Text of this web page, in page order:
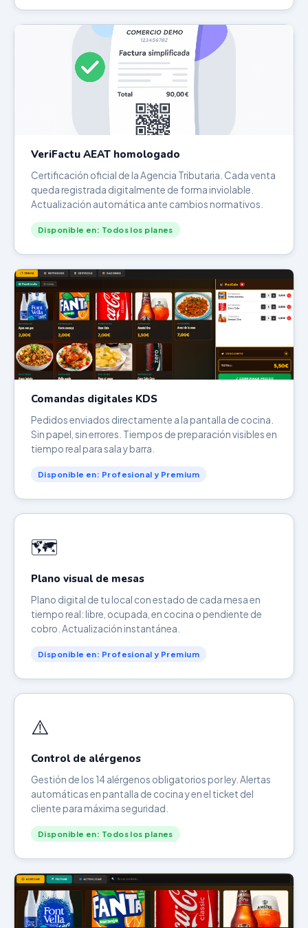
VeriFactu AEAT homologado
Certificación oficial de la Agencia Tributaria. Cada venta
queda registrada digitalmente de forma inviolable.
Actualización automática ante cambios normativos.
Disponible en: Todos los planes
Comandas digitales KDS
Pedidos enviados directamente a la pantalla de cocina.
Sin papel, sin errores. Tiempos de preparación visibles en
tiempo real para sala y barra.
Disponible en: Profesional y Premium
🗺️
Plano visual de mesas
Plano digital de tu local con estado de cada mesa en
tiempo real: libre, ocupada, en cocina o pendiente de
cobro. Actualización instantánea.
Disponible en: Profesional y Premium
⚠️
Control de alérgenos
Gestión de los 14 alérgenos obligatorios por ley. Alertas
automáticas en pantalla de cocina y en el ticket del
cliente para máxima seguridad.
Disponible en: Todos los planes